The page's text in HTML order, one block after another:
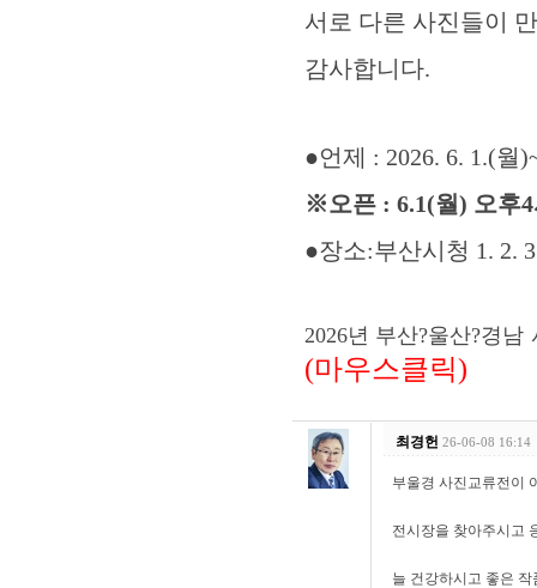
서로 다른 사진들이
감사합니다.
●언제 : 2026. 6. 1.(월
※오픈 : 6.1(월) 오후4
●장소:부산시청 1. 2. 3
2026년 부산?울산?경남
(마우스클릭)
최경헌 26-06-08 16:14
부울경 사진교류전이
전시장을 찾아주시고
늘 건강하시고 좋은